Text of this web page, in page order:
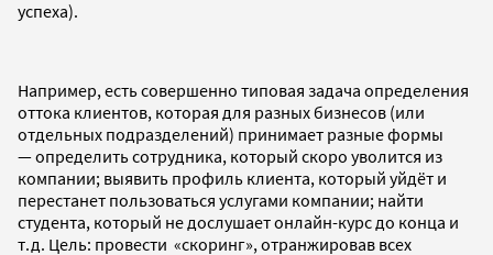
успеха).
Например, есть совершенно типовая задача определения
оттока клиентов, которая для разных бизнесов (или
отдельных подразделений) принимает разные формы
— определить сотрудника, который скоро уволится из
компании; выявить профиль клиента, который уйдёт и
перестанет пользоваться услугами компании; найти
студента, который не дослушает онлайн-курс до конца и
т.д. Цель: провести «скоринг», отранжировав всех